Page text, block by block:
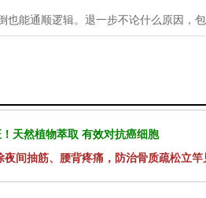
也能通顺逻辑。退一步不论什么原因，
天然植物萃取 有效对抗癌细胞
间抽筋、腰背疼痛，防治骨质疏松立竿